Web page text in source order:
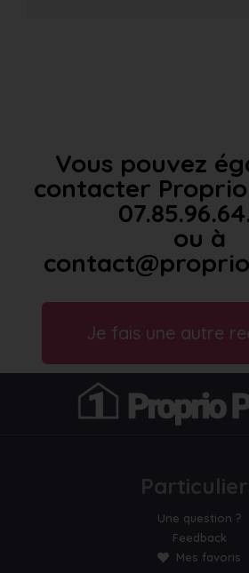
Vous pouvez
contacter Proprio
ou à
Je fais une autre
Une question ?
Feedback
Mes favoris